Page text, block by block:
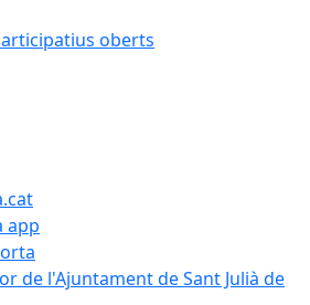
oberts
app
de l'Ajuntament de Sant Julià de